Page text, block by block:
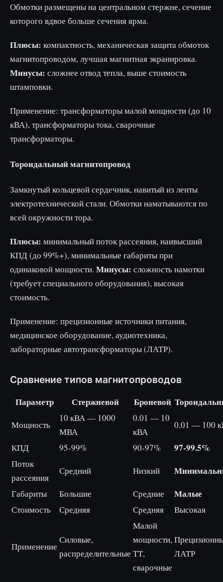
Обмотки размещены на центральном стержне, сечение
которого вдвое больше сечения ярма.
Плюсы: компактность, механическая защита обмоток
магнитопроводом, лучшая магнитная экранировка.
Минусы: сложнее отвод тепла, выше стоимость
штамповки.
Применение: трансформаторы малой мощности (до 10
кВА), трансформаторы тока, сварочные
трансформаторы.
Тороидальный магнитопровод
Замкнутый кольцевой сердечник, навитый из ленты
электротехнической стали. Обмотки наматываются по
всей окружности тора.
Плюсы: минимальный поток рассеяния, наивысший
КПД (до 99%+), минимальные габариты при
одинаковой мощности. Минусы: сложность намотки
(требует специального оборудования), высокая
стоимость.
Применение: прецизионные источники питания,
медицинское оборудование, аудиотехника,
лабораторные автотрансформаторы (ЛАТР).
Сравнение типов магнитопроводов
Параметр Стержневой Броневой
Мощность
10 кВА — 1000
МВА
0.01 — 10
кВА
0.01 — 100
КПД
95-99% 90-97% 97-99.5%
Поток
рассеяния
Средний Низкий
Габариты Большие Средние Малые
Стоимость Средняя Средняя Высокая
Применение
Силовые,
распределительные
Малой
мощности,
ТТ,
сварочные
ЛАТР